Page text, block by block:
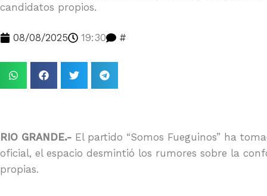
candidatos propios.
08/08/2025 19:30 #
RIO GRANDE.- El partido “Somos Fueguinos” ha
oficial, el espacio desmintió los rumores sobre la
propias.